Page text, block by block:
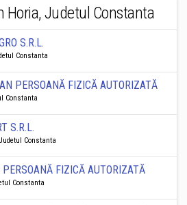
Judetul Constanta
S.R.L.
Constanta
PERSOANĂ FIZICĂ AUTORIZATĂ
Constanta
S.R.L.
Constanta
FIZICĂ AUTORIZATĂ
Constanta